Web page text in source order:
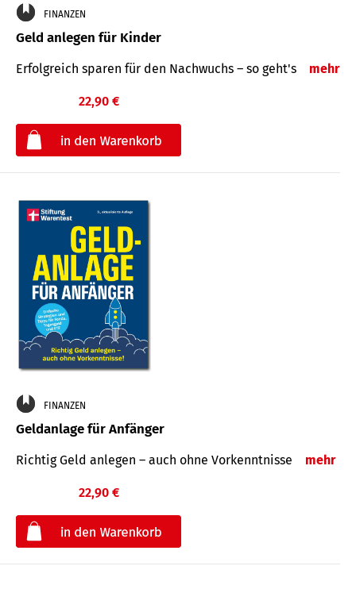
FINANZEN
Geld anlegen für Kinder
Erfolgreich sparen für den Nachwuchs – so geht's mehr
22,90 €
FINANZEN
Geldanlage für Anfänger
Richtig Geld anlegen – auch ohne Vorkenntnisse mehr
22,90 €